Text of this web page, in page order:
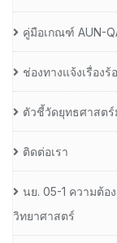
คู่มือเกณฑ์ AUN-
ช่องทางแจ้งเรื่องร้
ตัวชี้วัดยุทธศาสตร์
ติดต่อเรา
นย. 05-1 ความต้อ
วิทยาศาสตร์